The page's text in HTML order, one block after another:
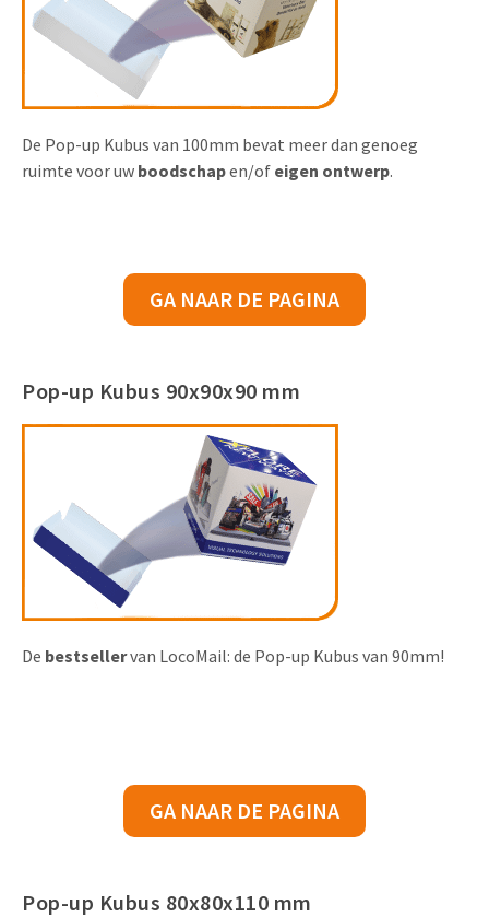
De Pop-up Kubus van 100mm bevat meer dan genoeg
ruimte voor uw boodschapen/of eigen ontwerp.
GA NAAR DE PAGINA
Pop-up Kubus 90x90x90 mm
De bestsellervan LocoMail: de Pop-up Kubus van 90mm!
GA NAAR DE PAGINA
Pop-up Kubus 80x80x110 mm